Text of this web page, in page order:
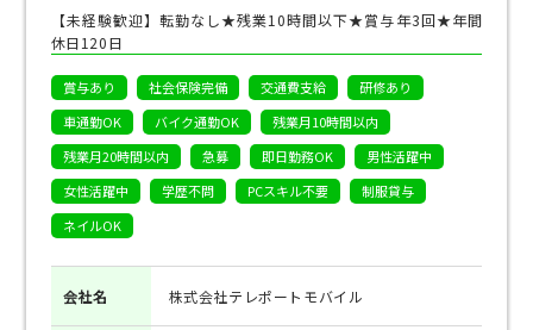
【未経験歓迎】転勤なし★残業10時間以下★賞与年3回★年間
休日120日
賞与あり 社会保険完備 交通費支給
研修あり
車通勤OK
バイク通勤OK
残業月10時間以内
残業月20時間以内
急募 即日勤務OK
男性活躍中
女性活躍中
学歴不問 PCスキル不要
制服貸与
ネイルOK
会社名 株式会社テレポートモバイル